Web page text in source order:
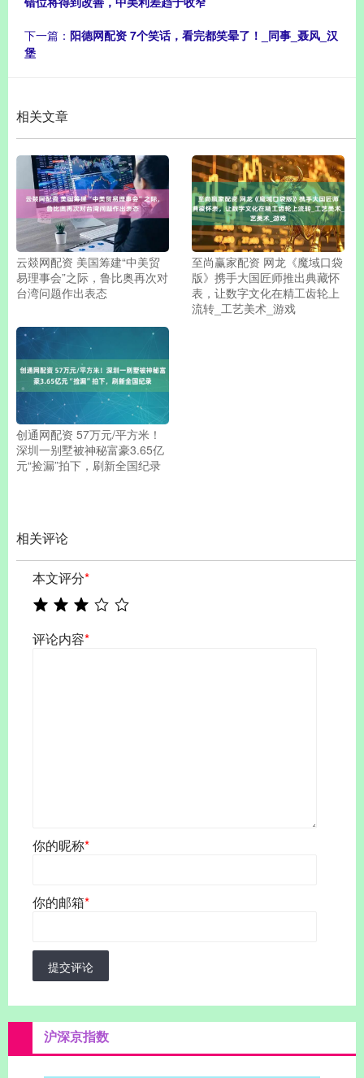
下一篇： 阳德网配资 7个笑话，看完都笑晕了！_同事_聂风_汉
堡
相关文章
云燚网配资 美国筹建“中美贸
易理事会”之际，鲁比奥再次对
台湾问题作出表态
至尚赢家配资 网龙《魔域口袋
版》携手大国匠师推出典藏怀
表，让数字文化在精工齿轮上
流转_工艺美术_游戏
创通网配资 57万元/平方米！
深圳一别墅被神秘富豪3.65亿
元“捡漏”拍下，刷新全国纪录
相关评论
本文评分*
评论内容*
你的昵称*
你的邮箱*
提交评论
沪深京指数